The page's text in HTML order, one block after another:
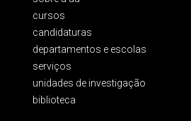
cursos
candidaturas
departamentos e escolas
serviços
unidades de investigação
biblioteca